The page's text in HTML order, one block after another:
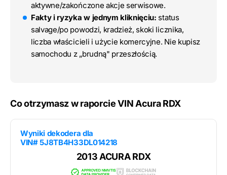
aktywne/zakończone akcje serwisowe.
Fakty i ryzyka w jednym kliknięciu: status
salvage/po powodzi, kradzież, skoki licznika,
liczba właścicieli i użycie komercyjne. Nie kupisz
samochodu z „brudną" przeszłością.
Co otrzymasz w raporcie VIN Acura RDX
Wyniki dekodera dla
VIN# 5J8TB4H33DL014218
2013 ACURA RDX